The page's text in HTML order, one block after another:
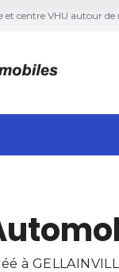
et centre VHU autour de
à